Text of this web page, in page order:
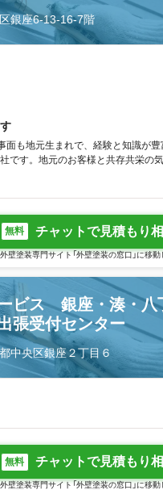
銀座6-13-16-7階
も地元生まれで、経験と知識が豊
社です。地元のお客様と共存共栄の
無料 チャットで見積もり
壁塗装専門サイト「外壁塗装の窓口」に移動
ビス 銀座・湊・八
張受付センター
中央区銀座２丁目６
無料 チャットで見積もり
壁塗装専門サイト「外壁塗装の窓口」に移動